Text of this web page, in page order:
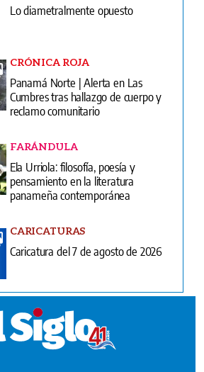
Lo diametralmente opuesto
CRÓNICA ROJA
Panamá Norte | Alerta en Las
Cumbres tras hallazgo de cuerpo y
reclamo comunitario
FARÁNDULA
Ela Urriola: filosofía, poesía y
pensamiento en la literatura
panameña contemporánea
CARICATURAS
Caricatura del 7 de agosto de 2026